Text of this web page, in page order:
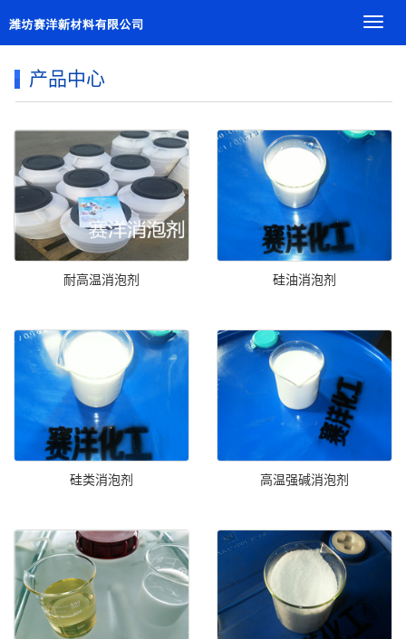
导
产品中心
耐高温消泡剂 硅油消泡剂
硅类消泡剂 高温强碱消泡剂